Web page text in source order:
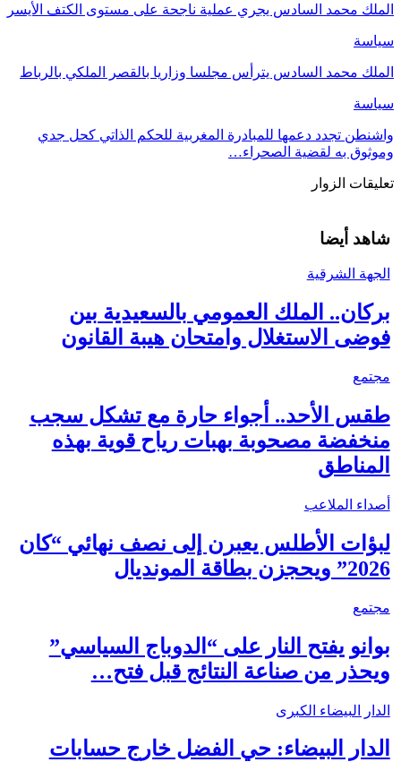
الملك محمد السادس يجري عملية ناجحة على مستوى الكتف الأيسر
سياسة
الملك محمد السادس يترأس مجلسا وزاريا بالقصر الملكي بالرباط
سياسة
واشنطن تجدد دعمها للمبادرة المغربية للحكم الذاتي كحل جدي
وموثوق به لقضية الصحراء…
تعليقات الزوار
شاهد أيضا
الجهة الشرقية
بركان.. الملك العمومي بالسعيدية بين
فوضى الاستغلال وامتحان هيبة القانون
مجتمع
طقس الأحد.. أجواء حارة مع تشكل سجب
منخفضة مصحوبة بهبات رياح قوية بهذه
المناطق
أصداء الملاعب
لبؤات الأطلس يعبرن إلى نصف نهائي “كان
2026” ويحجزن بطاقة المونديال
مجتمع
بوانو يفتح النار على “الدوباج السياسي”
ويحذر من صناعة النتائج قبل فتح…
الدار البيضاء الكبرى
الدار البيضاء: حي الفضل خارج حسابات